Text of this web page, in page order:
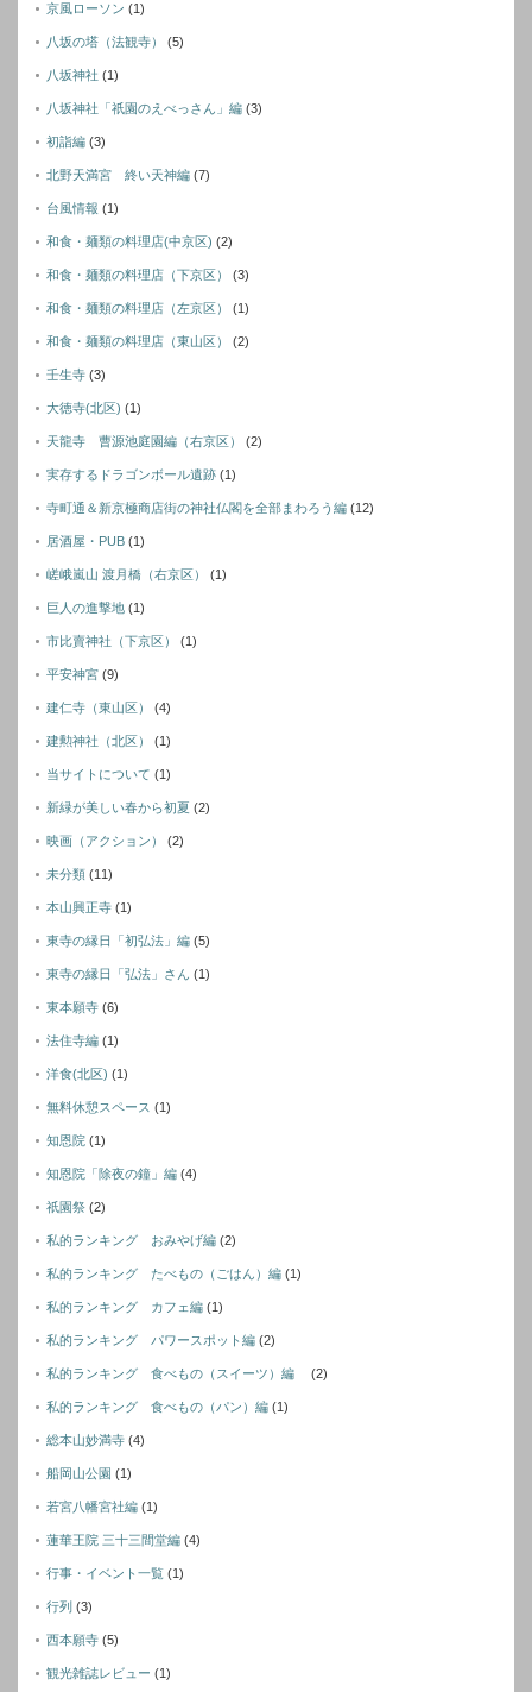
京風ローソン (1)
八坂の塔（法観寺） (5)
八坂神社 (1)
八坂神社「祇園のえべっさん」編 (3)
初詣編 (3)
北野天満宮 終い天神編 (7)
台風情報 (1)
和食・麺類の料理店(中京区) (2)
和食・麺類の料理店（下京区） (3)
和食・麺類の料理店（左京区） (1)
和食・麺類の料理店（東山区） (2)
壬生寺 (3)
大徳寺(北区) (1)
天龍寺 曹源池庭園編（右京区） (2)
実存するドラゴンボール遺跡 (1)
寺町通＆新京極商店街の神社仏閣を全部まわろう編 (12)
居酒屋・PUB (1)
嵯峨嵐山 渡月橋（右京区） (1)
巨人の進撃地 (1)
市比賣神社（下京区） (1)
平安神宮 (9)
建仁寺（東山区） (4)
建勲神社（北区） (1)
当サイトについて (1)
新緑が美しい春から初夏 (2)
映画（アクション） (2)
未分類 (11)
本山興正寺 (1)
東寺の縁日「初弘法」編 (5)
東寺の縁日「弘法」さん (1)
東本願寺 (6)
法住寺編 (1)
洋食(北区) (1)
無料休憩スペース (1)
知恩院 (1)
知恩院「除夜の鐘」編 (4)
祇園祭 (2)
私的ランキング おみやげ編 (2)
私的ランキング たべもの（ごはん）編 (1)
私的ランキング カフェ編 (1)
私的ランキング パワースポット編 (2)
私的ランキング 食べもの（スイーツ）編 (2)
私的ランキング 食べもの（パン）編 (1)
総本山妙満寺 (4)
船岡山公園 (1)
若宮八幡宮社編 (1)
蓮華王院 三十三間堂編 (4)
行事・イベント一覧 (1)
行列 (3)
西本願寺 (5)
観光雑誌レビュー (1)